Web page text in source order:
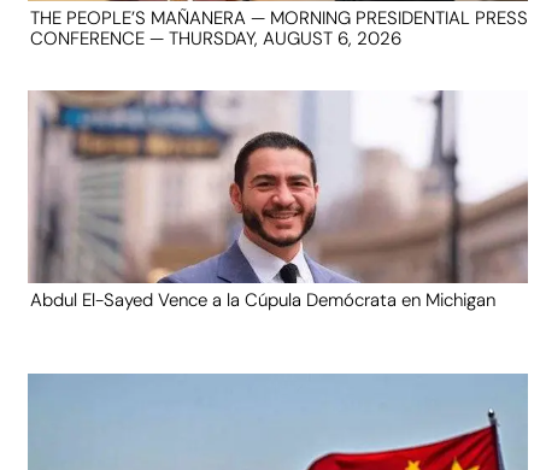
THE PEOPLE’S MAÑANERA — MORNING PRESIDENTIAL PRESS
CONFERENCE — THURSDAY, AUGUST 6, 2026
Abdul El-Sayed Vence a la Cúpula Demócrata en Michigan